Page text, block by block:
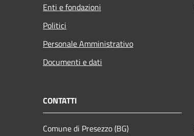
Enti e fondazioni
Politici
Personale Amministrativo
Documenti e dati
CONTATTI
Comune di Presezzo (BG)